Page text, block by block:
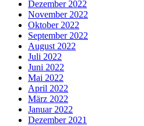
Dezember 2022
November 2022
Oktober 2022
September 2022
August 2022
Juli 2022
Juni 2022
Mai 2022
April 2022
März 2022
Januar 2022
Dezember 2021